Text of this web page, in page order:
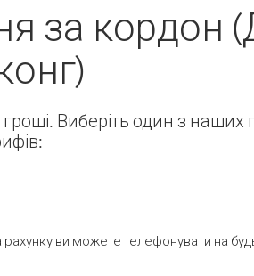
за кордон
Виберіть один з наших
ви можете телефонувати на